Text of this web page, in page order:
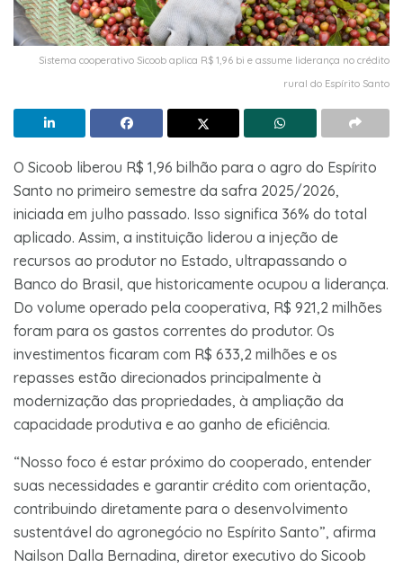
Sistema cooperativo Sicoob aplica R$ 1,96 bi e assume liderança no crédito
rural do Espírito Santo
O Sicoob liberou R$ 1,96 bilhão para o agro do Espírito
Santo no primeiro semestre da safra 2025/2026,
iniciada em julho passado. Isso significa 36% do total
aplicado. Assim, a instituição liderou a injeção de
recursos ao produtor no Estado, ultrapassando o
Banco do Brasil, que historicamente ocupou a liderança.
Do volume operado pela cooperativa, R$ 921,2 milhões
foram para os gastos correntes do produtor. Os
investimentos ficaram com R$ 633,2 milhões e os
repasses estão direcionados principalmente à
modernização das propriedades, à ampliação da
capacidade produtiva e ao ganho de eficiência.
“Nosso foco é estar próximo do cooperado, entender
suas necessidades e garantir crédito com orientação,
contribuindo diretamente para o desenvolvimento
sustentável do agronegócio no Espírito Santo”, afirma
Nailson Dalla Bernadina, diretor executivo do Sicoob